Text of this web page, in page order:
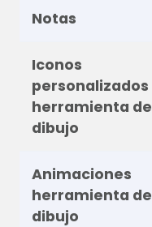
Notas
Iconos
personalizados
herramienta de
dibujo
Animaciones
herramienta de
dibujo